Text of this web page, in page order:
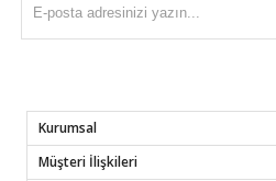
Kurumsal
Müşteri İlişkileri